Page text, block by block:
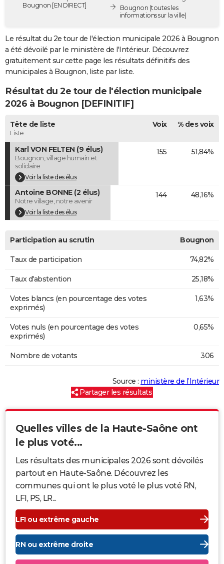
Destinations
City break
Voyage nature
Voyage de noces
Forum
BONS PLANS
CARTE DE VOEUX
Carte de Noël
Carte Bonne année
Carte Saint-Valentin
Carte Pâques
Carte d'anniversaire
DICTIONNAIRE
COPAINS D'AVANT
S'inscrire
Se connecter
Lycées
Collèges
Primaires
Universités
Entreprises
Service militaire
Avis de recherche
AVIS DE DÉCÈS
FORUM
Bricolage
Lifestyle
Culture
Sport
Auto
Television
Voyage
Cinema
Bougnon [EN DIRECT]
Bougnon (toutes les
informations sur la ville)
Le résultat du 2e tour de l'élection municipale 2026 à Bougnon
a été dévoilé par le ministère de l'Intérieur. Découvrez
gratuitement sur cette page les résultats définitifs des
municipales à Bougnon, liste par liste.
Résultat du 2e tour de l'élection municipale
2026 à Bougnon [DEFINITIF]
Tête de liste
Liste
Voix % des voix
Karl VON FELTEN (9 élus)
Bougnon, village humain et
solidaire
Voir la liste des élus
155 51,84%
Antoine BONNE (2 élus)
Notre village, notre avenir
Voir la liste des élus
144 48,16%
Participation au scrutin Bougnon
Taux de participation 74,82%
Taux d'abstention 25,18%
Votes blancs (en pourcentage des votes
exprimés)
1,63%
Votes nuls (en pourcentage des votes
exprimés)
0,65%
Nombre de votants 306
Source : ministère de l’Intérieur
Partager les résultats
Quelles villes de la Haute-Saône ont
le plus voté...
Les résultats des municipales 2026 sont dévoilés
partout en Haute-Saône. Découvrez les
communes qui ont le plus voté le plus voté RN,
LFI, PS, LR...
LFI ou extrême gauche
RN ou extrême droite